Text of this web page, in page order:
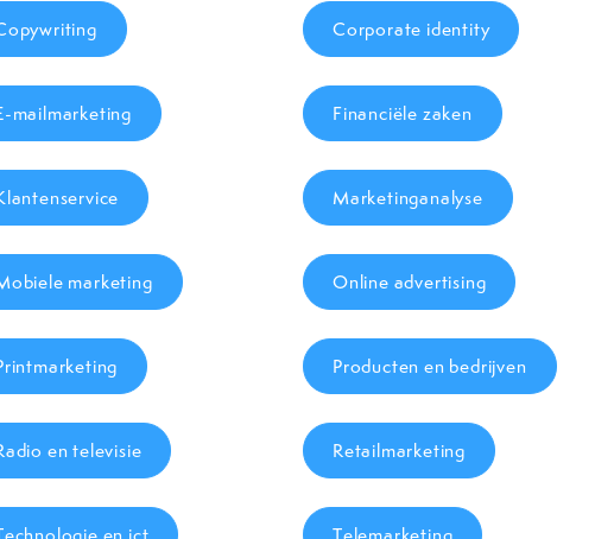
Corporate identity
mailmarketing Financiële zaken
Marketinganalyse
marketing Online advertising
Producten en bedrijven
en televisie Retailmarketing